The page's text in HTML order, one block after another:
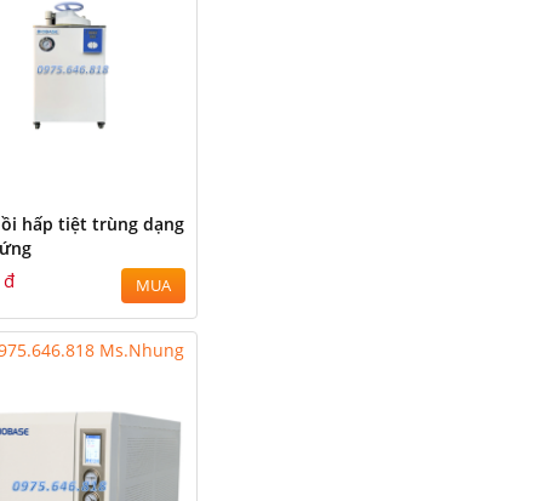
hấp tiệt trùng dạng
MUA
Ms.Nhung